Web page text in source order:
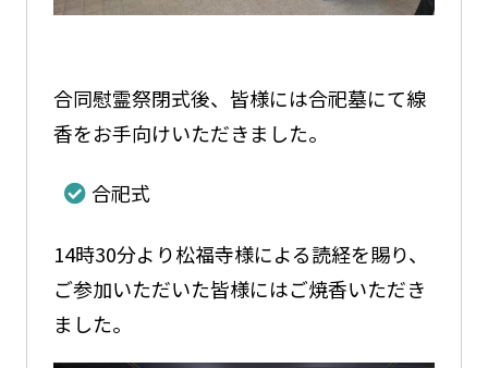
合同慰霊祭閉式後、皆様には合祀墓にて線
香をお手向けいただきました。
合祀式
14時30分より松福寺様による読経を賜り、
ご参加いただいた皆様にはご焼香いただき
ました。